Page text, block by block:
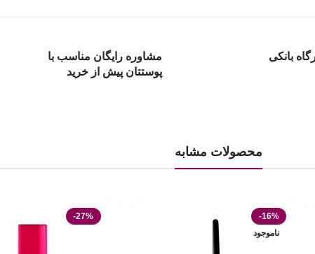
بانکی
مشاوره رایگان مناسب با
پوستتان پیش از خرید
محصولات مشابه
-16%
ناموجود
-27%